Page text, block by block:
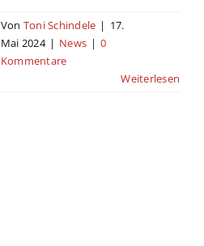
Von Toni Schindele | 17.
Mai 2024 | News | 0
Kommentare
Weiterlesen